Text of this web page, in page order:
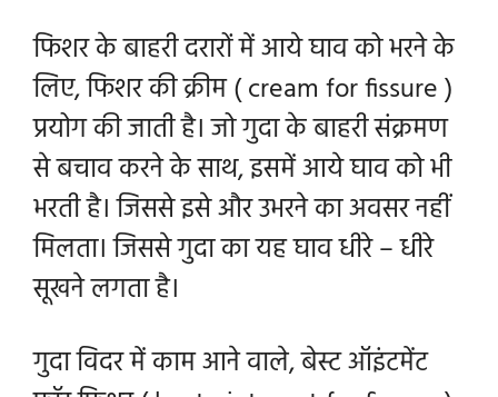
फिशर के बाहरी दरारों में आये घाव को भरने के
लिए, फिशर की क्रीम ( cream for fissure )
प्रयोग की जाती है। जो गुदा के बाहरी संक्रमण
से बचाव करने के साथ, इसमें आये घाव को भी
भरती है। जिससे इसे और उभरने का अवसर नहीं
मिलता। जिससे गुदा का यह घाव धीरे – धीरे
सूखने लगता है।
गुदा विदर में काम आने वाले, बेस्ट ऑइंटमेंट